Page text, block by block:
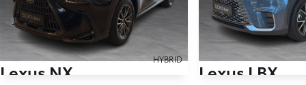
HYBRID
Lexus NX Lexus LBX